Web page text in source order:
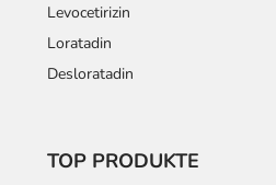
Levocetirizin
Loratadin
Desloratadin
TOP PRODUKTE